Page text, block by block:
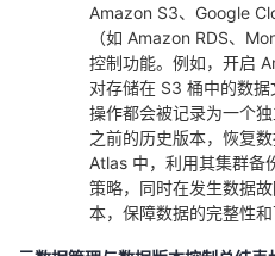
Amazon S3、Google
（如 Amazon RDS、
控制功能。例如，开启
对存储在 S3 桶中的数
操作都会被记录为一个
之前的历史版本，恢复
Atlas 中，利用其集群备
策略，同时在发生数据
本，保障数据的完整性和